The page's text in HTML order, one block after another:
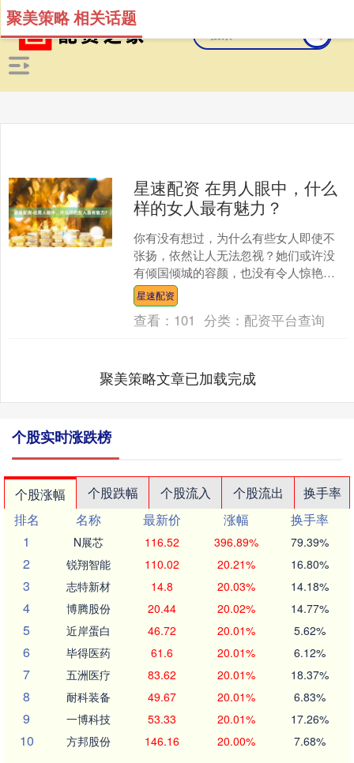
聚美策略 相关话题
星速配资 在男人眼中，什么
样的女人最有魅力？
你有没有想过，为什么有些女人即使不
张扬，依然让人无法忽视？她们或许没
有倾国倾城的容颜，也没有令人惊艳的
身材，但那种从骨子里散发出的魅力，
却让男人甘愿沉沦。这种魅....
星速配资
查看： 101 分类： 配资平台查询
聚美策略文章已加载完成
个股实时涨跌榜
个股涨幅 个股跌幅 个股流入 个股流出
换手率
排名
名称 最新价 涨幅
换手率
1
N展芯 116.52 396.89% 79.39%
2 锐翔智能 110.02 20.21% 16.80%
3 志特新材 14.8 20.03% 14.18%
4 博腾股份 20.44 20.02% 14.77%
5 近岸蛋白 46.72 20.01% 5.62%
6 毕得医药 61.6 20.01% 6.12%
7 五洲医疗 83.62 20.01% 18.37%
8 耐科装备 49.67 20.01% 6.83%
9 一博科技 53.33 20.01% 17.26%
10 方邦股份 146.16 20.00% 7.68%